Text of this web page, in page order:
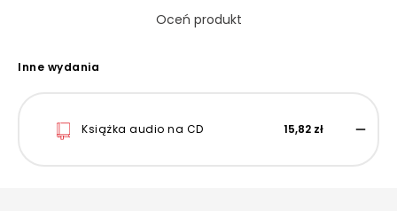
Oceń produkt
Inne wydania
Książka audio na CD 15,82 zł